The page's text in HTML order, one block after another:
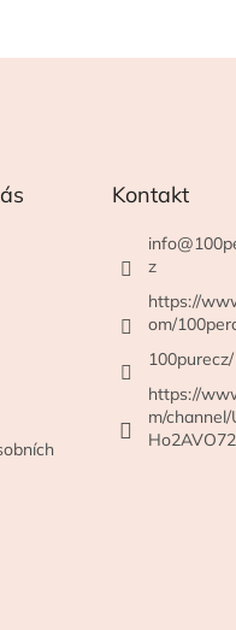
Kontakt
info@
z
https://
om/
100purecz/
https://
m/